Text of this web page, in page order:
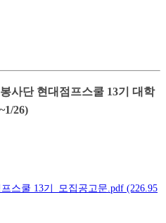
사단 현대점프스쿨 13기 대학
26)
스쿨 13기_모집공고문.pdf (226.95